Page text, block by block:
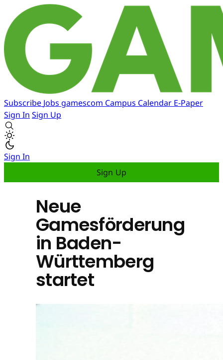
Subscribe Jobs gamescom Campus Calendar E-Paper
Sign In Sign Up
Sign In
Sign Up
Neue
Gamesförderung
in Baden-
Württemberg
startet